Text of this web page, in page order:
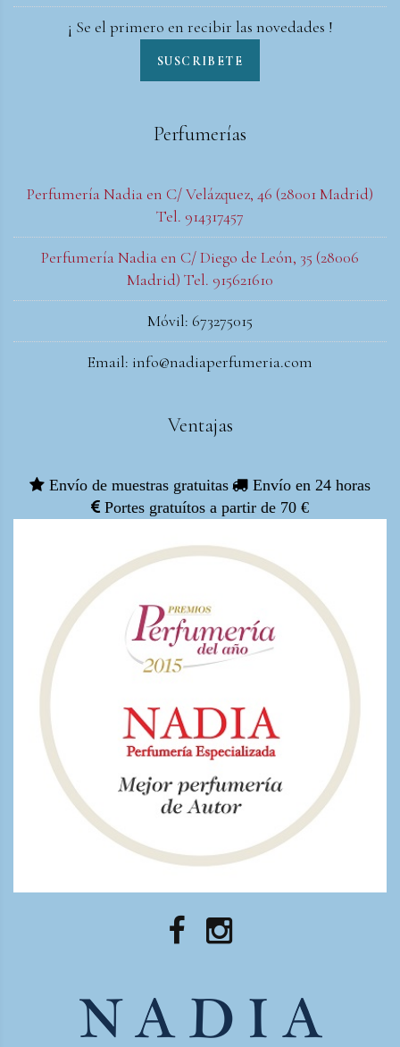
¡ Se el primero en recibir las novedades !
SUSCRIBETE
Perfumerías
Perfumería Nadia en C/ Velázquez, 46 (28001 Madrid)
Tel. 914317457
Perfumería Nadia en C/ Diego de León, 35 (28006
Madrid) Tel. 915621610
Móvil: 673275015
Email: info@nadiaperfumeria.com
Ventajas
Envío de muestras gratuitas
Envío en 24 horas
Portes gratuítos a partir de 70 €